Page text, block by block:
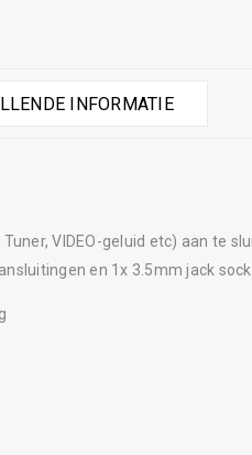
INFORMATIE
VIDEO-geluid etc) aan te
en 1x 3.5mm jack